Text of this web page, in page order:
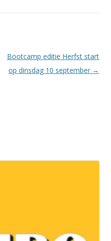
Bootcamp editie Herfst start
op dinsdag 10 september →